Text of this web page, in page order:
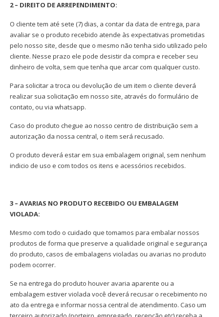
2 – DIREITO DE ARREPENDIMENTO:
O cliente tem até sete (7) dias, a contar da data de entrega, para
avaliar se o produto recebido atende às expectativas prometidas
pelo nosso site, desde que o mesmo não tenha sido utilizado pelo
cliente. Nesse prazo ele pode desistir da compra e receber seu
dinheiro de volta, sem que tenha que arcar com qualquer custo.
Para solicitar a troca ou devolução de um item o cliente deverá
realizar sua solicitação em nosso site, através do formulário de
contato, ou via whatsapp.
Caso do produto chegue ao nosso centro de distribuição sem a
autorização da nossa central, o item será recusado.
O produto deverá estar em sua embalagem original, sem nenhum
indicio de uso e com todos os itens e acessórios recebidos.
3 – AVARIAS NO PRODUTO RECEBIDO OU EMBALAGEM
VIOLADA:
Mesmo com todo o cuidado que tomamos para embalar nossos
produtos de forma que preserve a qualidade original e segurança
do produto, casos de embalagens violadas ou avarias no produto
podem ocorrer.
Se na entrega do produto houver avaria aparente ou a
embalagem estiver violada você deverá recusar o recebimento no
ato da entrega e informar nossa central de atendimento. Caso um